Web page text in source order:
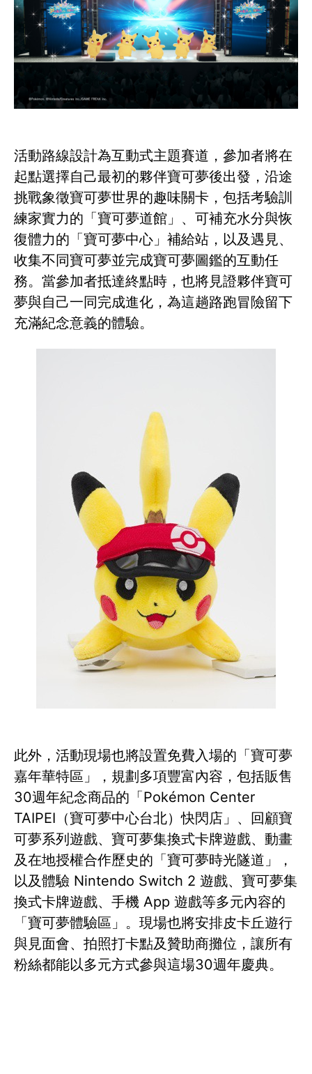
活動路線設計為互動式主題賽道，參加者將在
起點選擇自己最初的夥伴寶可夢後出發，沿途
挑戰象徵寶可夢世界的趣味關卡，包括考驗訓
練家實力的「寶可夢道館」、可補充水分與恢
復體力的「寶可夢中心」補給站，以及遇見、
收集不同寶可夢並完成寶可夢圖鑑的互動任
務。當參加者抵達終點時，也將見證夥伴寶可
夢與自己一同完成進化，為這趟路跑冒險留下
充滿紀念意義的體驗。
此外，活動現場也將設置免費入場的「寶可夢
嘉年華特區」，規劃多項豐富內容，包括販售
30週年紀念商品的「Pokémon Center
TAIPEI（寶可夢中心台北）快閃店」、回顧寶
可夢系列遊戲、寶可夢集換式卡牌遊戲、動畫
及在地授權合作歷史的「寶可夢時光隧道」，
以及體驗 Nintendo Switch 2 遊戲、寶可夢集
換式卡牌遊戲、手機 App 遊戲等多元內容的
「寶可夢體驗區」。現場也將安排皮卡丘遊行
與見面會、拍照打卡點及贊助商攤位，讓所有
粉絲都能以多元方式參與這場30週年慶典。